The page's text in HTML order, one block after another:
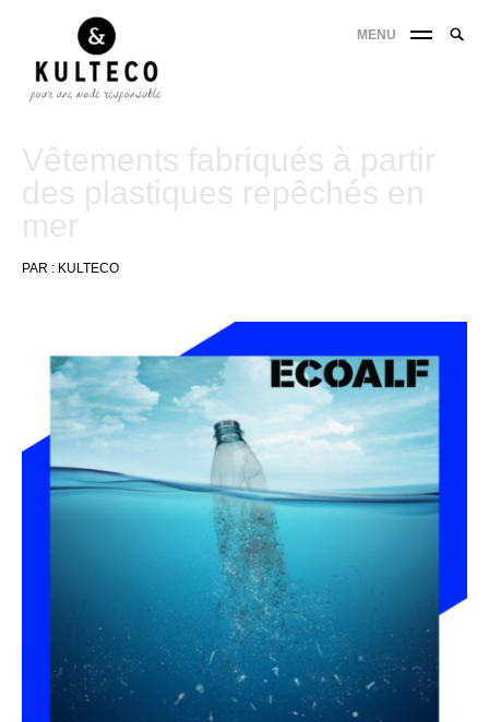
MENU
Vêtements fabriqués à partir
des plastiques repêchés en
mer
PAR : KULTECO